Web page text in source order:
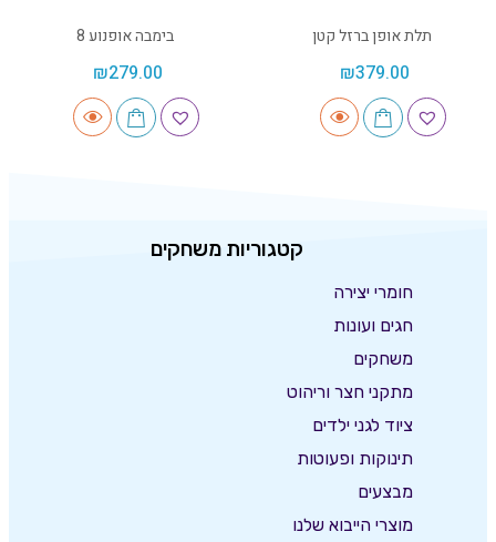
תלת אופן ברזל קטן
₪379.00
בימבה אופנוע 8
₪279.00
קטגוריות משחקים
חומרי יצירה
חגים ועונות
משחקים
מתקני חצר וריהוט
ציוד לגני ילדים
תינוקות ופעוטות
מבצעים
מוצרי הייבוא שלנו